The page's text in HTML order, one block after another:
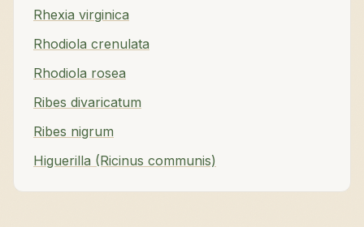
Rhexia virginica
Rhodiola crenulata
Rhodiola rosea
Ribes divaricatum
Ribes nigrum
Higuerilla (Ricinus communis)